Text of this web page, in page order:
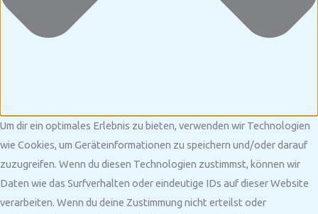
Um dir ein optimales Erlebnis zu bieten, verwenden wir Technologien
wie Cookies, um Geräteinformationen zu speichern und/oder darauf
zuzugreifen. Wenn du diesen Technologien zustimmst, können wir
Daten wie das Surfverhalten oder eindeutige IDs auf dieser Website
verarbeiten. Wenn du deine Zustimmung nicht erteilst oder